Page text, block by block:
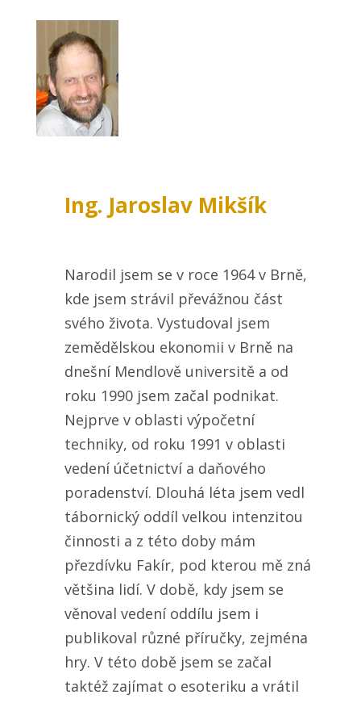
Ing. Jaroslav Mikšík
Narodil jsem se v roce 1964 v Brně,
kde jsem strávil převážnou část
svého života. Vystudoval jsem
zemědělskou ekonomii v Brně na
dnešní Mendlově universitě a od
roku 1990 jsem začal podnikat.
Nejprve v oblasti výpočetní
techniky, od roku 1991 v oblasti
vedení účetnictví a daňového
poradenství. Dlouhá léta jsem vedl
tábornický oddíl velkou intenzitou
činnosti a z této doby mám
přezdívku Fakír, pod kterou mě zná
většina lidí. V době, kdy jsem se
věnoval vedení oddílu jsem i
publikoval různé příručky, zejména
hry. V této době jsem se začal
taktéž zajímat o esoteriku a vrátil